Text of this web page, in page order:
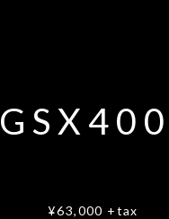
¥63,000 +tax